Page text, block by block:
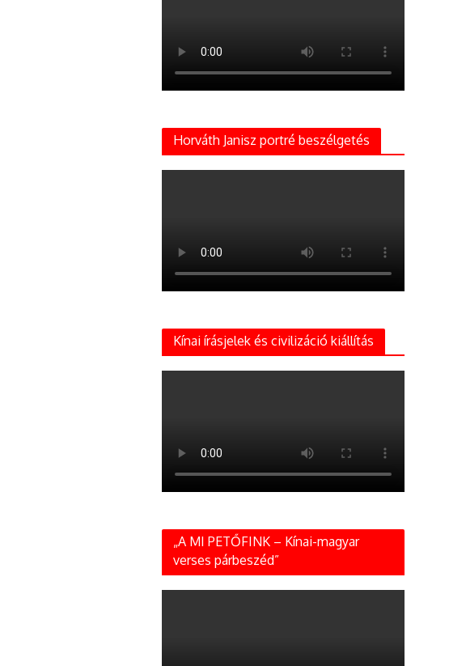
Horváth Janisz portré beszélgetés
Kínai írásjelek és civilizáció kiállítás
„A MI PETŐFINK – Kínai-magyar
verses párbeszéd”